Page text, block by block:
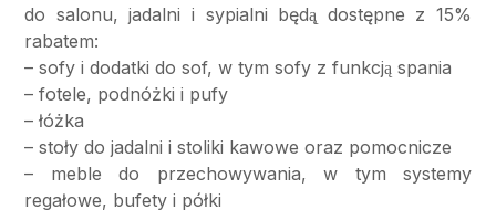
do salonu, jadalni i sypialni będą̨ dostępne z 15%
rabatem:
– sofy i dodatki do sof, w tym sofy z funkcją spania
– fotele, podnóżki i pufy
– łóżka
– stoły do jadalni i stoliki kawowe oraz pomocnicze
– meble do przechowywania, w tym systemy
regałowe, bufety i półki